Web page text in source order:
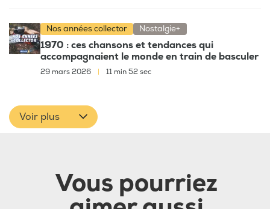
Nos années collector Nostalgie+
1970 : ces chansons et tendances qui
accompagnaient le monde en train de basculer
29 mars 2026 11 min 52 sec
Voir plus
Vous pourriez